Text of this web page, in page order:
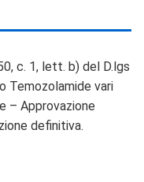
c. 1, lett. b) del D.lgs
Temozolamide vari
– Approvazione
definitiva.